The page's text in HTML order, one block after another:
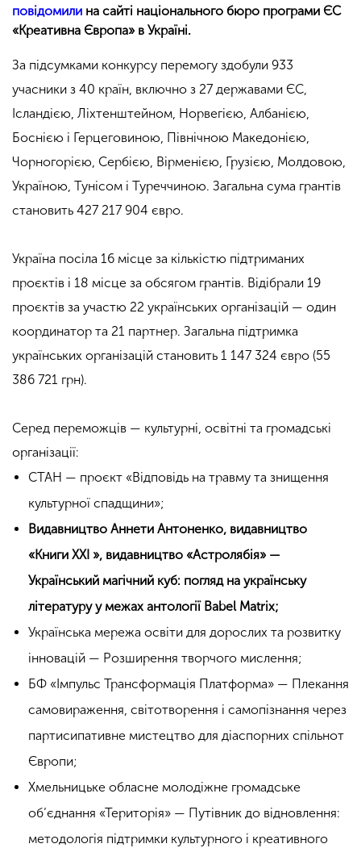
повідомили на сайті національного бюро програми ЄС
«Креативна Європа» в Україні.
За підсумками конкурсу перемогу здобули 933
учасники з 40 країн, включно з 27 державами ЄС,
Ісландією, Ліхтенштейном, Норвегією, Албанією,
Боснією і Герцеговиною, Північною Македонією,
Чорногорією, Сербією, Вірменією, Грузією, Молдовою,
Україною, Тунісом і Туреччиною. Загальна сума грантів
становить 427 217 904 євро.
Україна посіла 16 місце за кількістю підтриманих
проєктів і 18 місце за обсягом грантів. Відібрали 19
проєктів за участю 22 українських організацій — один
координатор та 21 партнер. Загальна підтримка
українських організацій становить 1 147 324 євро (55
386 721 грн).
Серед переможців — культурні, освітні та громадські
організації:
СТАН — проєкт «Відповідь на травму та знищення
культурної спадщини»;
Видавництво Аннети Антоненко, видавництво
«Книги ХХІ », видавництво «Астролябія» —
Український магічний куб: погляд на українську
літературу у межах антології Babel Matrix;
Українська мережа освіти для дорослих та розвитку
інновацій — Розширення творчого мислення;
БФ «Імпульс Трансформація Платформа» — Плекання
самовираження, світотворення і самопізнання через
партисипативне мистецтво для діаспорних спільнот
Європи;
Хмельницьке обласне молодіжне громадське
об’єднання «Територія» — Путівник до відновлення:
методологія підтримки культурного і креативного